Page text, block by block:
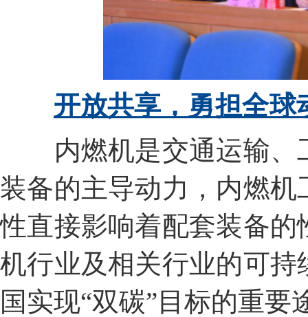
开放共享， 勇担全
内燃机是交通运输
装备的主导动力，内燃
性直接影响着配套装备
机行业及相关行业的可
国实现“双碳”目标的重要